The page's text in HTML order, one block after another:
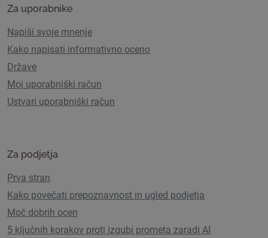
Za uporabnike
Napiši svoje mnenje
Kako napisati informativno oceno
Države
Moj uporabniški račun
Ustvari uporabniški račun
Za podjetja
Prva stran
Kako povečati prepoznavnost in ugled podjetja
Moč dobrih ocen
5 ključnih korakov proti izgubi prometa zaradi AI